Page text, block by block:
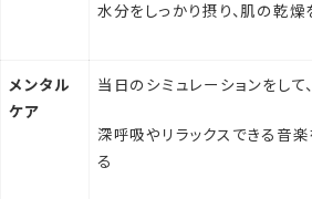
水分をしっかり摂り、肌の乾燥
メンタル
ケア
当日のシミュレーションをして
深呼吸やリラックスできる音
る